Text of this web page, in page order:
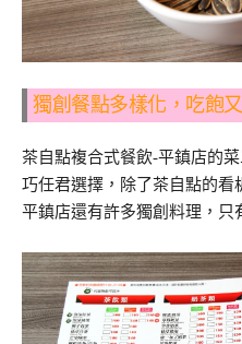
獨創餐點多樣化，吃飽
茶自點複合式餐飲-平鎮店的
巧任君選擇，除了茶自點的
平鎮店還有許多獨創料理，只